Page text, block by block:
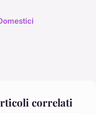
correlati